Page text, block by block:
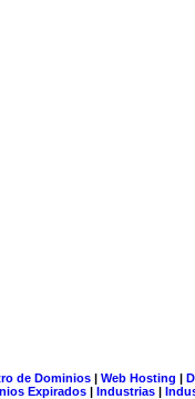
de Dominios| Web Hosting |
Expirados | Industrias |